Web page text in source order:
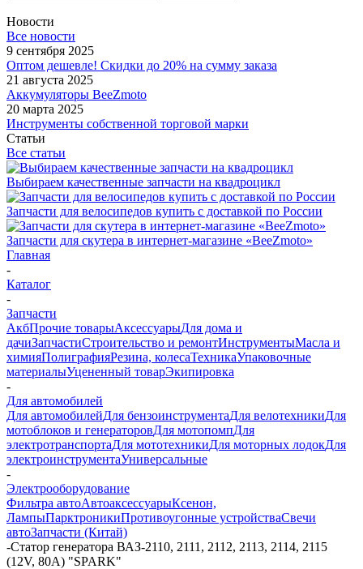
Новости
Все новости
9 сентября 2025
Оптом дешевле! Скидки до 20% на сумму заказа
21 августа 2025
Аккумуляторы BeeZmoto
20 марта 2025
Инструменты собственной торговой марки
Статьи
Все статьи
Выбираем качественные запчасти на квадроцикл
Запчасти для велосипедов купить с доставкой по России
Запчасти для скутера в интернет-магазине «BeeZmoto»
Главная
-
Каталог
-
Запчасти
АкбПрочие товарыАксессуарыДля дома и
дачиЗапчастиСтроительство и ремонтИнструментыМасла и
химияПолиграфияРезина, колесаТехникаУпаковочные
материалыУцененный товарЭкипировка
-
Для автомобилей
Для автомобилейДля бензоинструментаДля велотехникиДля
мотоблоков и генераторовДля мотопомпДля
электротранспортаДля мототехникиДля моторных лодокДля
электроинструментаУниверсальные
-
Электрооборудование
Фильтра автоАвтоаксессуарыКсенон,
ЛампыПарктроникиПротивоугонные устройстваСвечи
автоЗапчасти (Китай)
-Статор генератора ВАЗ-2110, 2111, 2112, 2113, 2114, 2115
(12V, 80A) "SPARK"